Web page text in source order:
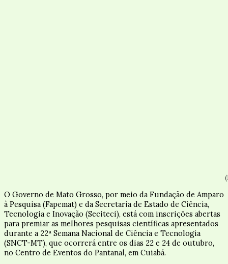
O Governo de Mato Grosso, por meio da Fundação de Amparo
à Pesquisa (Fapemat) e da Secretaria de Estado de Ciência,
Tecnologia e Inovação (Seciteci), está com inscrições abertas
para premiar as melhores pesquisas científicas apresentados
durante a 22ª Semana Nacional de Ciência e Tecnologia
(SNCT-MT), que ocorrerá entre os dias 22 e 24 de outubro,
no Centro de Eventos do Pantanal, em Cuiabá.